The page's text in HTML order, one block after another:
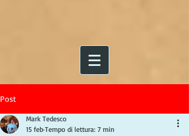
Post
Mark Tedesco
15 feb Tempo di lettura: 7 min